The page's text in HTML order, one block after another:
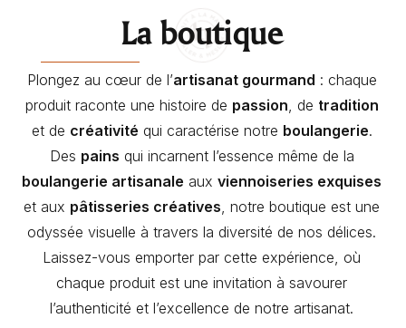
La boutique
Plongez au cœur de l’artisanat gourmand : chaque
produit raconte une histoire de passion, de tradition
et de créativité qui caractérise notre boulangerie.
Des pains qui incarnent l’essence même de la
boulangerie artisanale aux viennoiseries exquises
et aux pâtisseries créatives, notre boutique est une
odyssée visuelle à travers la diversité de nos délices.
Laissez-vous emporter par cette expérience, où
chaque produit est une invitation à savourer
l’authenticité et l’excellence de notre artisanat.